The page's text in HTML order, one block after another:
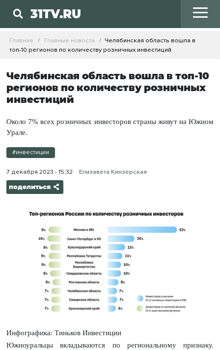
31TV.RU
Главная Главные новости
Челябинская область вошла в
топ-10 регионов по количеству розничных инвестиций
Челябинская область вошла в топ-10
регионов по количеству розничных
инвестиций
Около 7% всех розничных инвесторов страны живут на Южном
Урале.
#инвестиции
7 декабря 2023 - 15:32 Елизавета Кинзерская
поделиться
Инфографика: Тиньков Инвестиции
Южноуральцы вкладываются по региональному признаку.